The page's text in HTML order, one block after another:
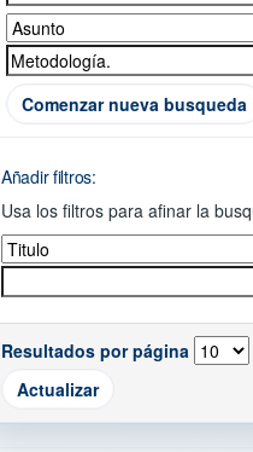
Comenzar nueva busqueda
Añadir filtros:
Usa los filtros para afinar la
Resultados por página